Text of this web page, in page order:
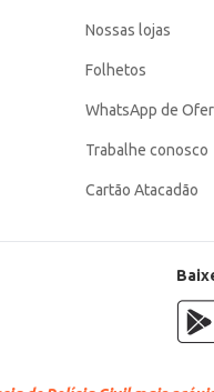
Nossas lojas
Folhetos
WhatsApp de
Trabalhe conosco
Cartão Atacadão